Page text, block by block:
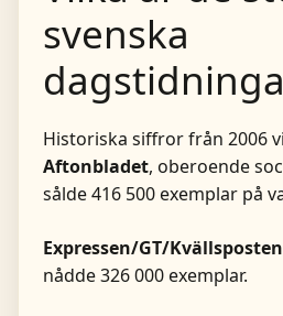
svenska
Historiska siffror från 2006
Aftonbladet, oberoende
sålde 416 500 exemplar på
Expressen/GT/Kvällsposten
nådde 326 000 exemplar.